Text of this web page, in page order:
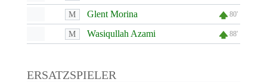
M Glent Morina 80'
M Wasiqullah Azami 88'
ERSATZSPIELER